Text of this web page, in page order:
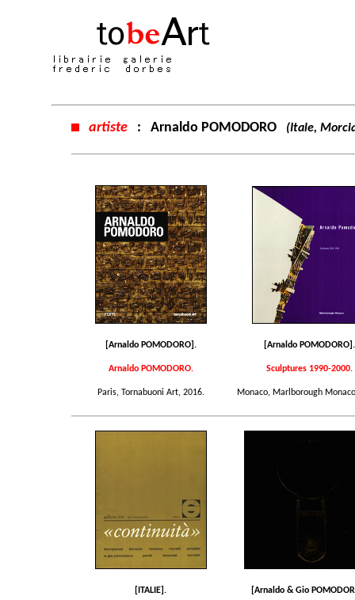
artiste : Arnaldo POMODORO (Itale,
[Arnaldo POMODORO].
Arnaldo POMODORO.
Paris, Tornabuoni Art, 2016.
[Arnaldo POMODORO].
Sculptures 1990-2000.
Monaco, Marlborough
[ITALIE]. [Arnaldo & Gio